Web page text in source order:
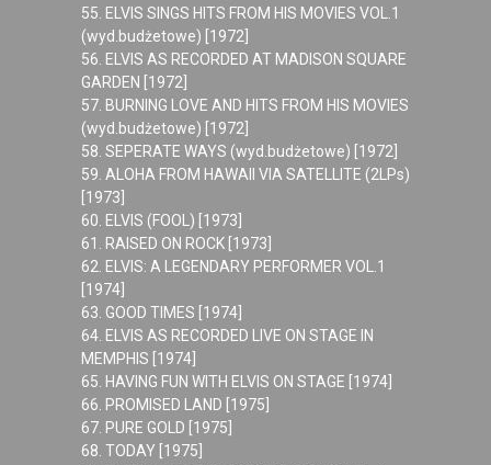
55. ELVIS SINGS HITS FROM HIS MOVIES VOL.1
(wyd.budżetowe) [1972]
56. ELVIS AS RECORDED AT MADISON SQUARE
GARDEN [1972]
57. BURNING LOVE AND HITS FROM HIS MOVIES
(wyd.budżetowe) [1972]
58. SEPERATE WAYS (wyd.budżetowe) [1972]
59. ALOHA FROM HAWAII VIA SATELLITE (2LPs)
[1973]
60. ELVIS (FOOL) [1973]
61. RAISED ON ROCK [1973]
62. ELVIS: A LEGENDARY PERFORMER VOL.1
[1974]
63. GOOD TIMES [1974]
64. ELVIS AS RECORDED LIVE ON STAGE IN
MEMPHIS [1974]
65. HAVING FUN WITH ELVIS ON STAGE [1974]
66. PROMISED LAND [1975]
67. PURE GOLD [1975]
68. TODAY [1975]